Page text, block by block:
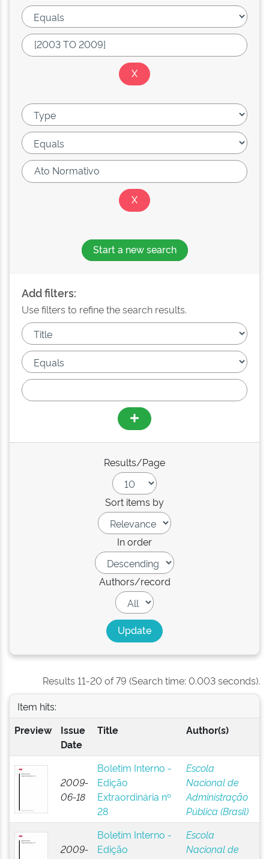
Start a new search
Add filters:
Use filters to refine the search results.
Results/Page
Sort items by
In order
Authors/record
Results 11-20 of 79 (Search time: 0.003 seconds).
Item hits:
Preview
Issue
Date
Title Author(s)
2009-
06-18
Boletim Interno -
Edição
Extraordinária nº
28
Escola
Nacional de
Administração
Pública (Brasil)
2009-
Boletim Interno -
Edição
Escola
Nacional de